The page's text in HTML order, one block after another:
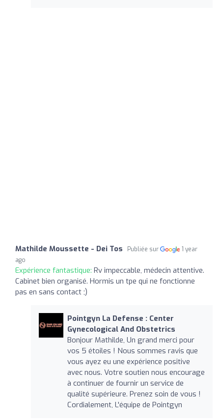
Mathilde Moussette - Dei Tos Publiée sur
1 year
ago
Expérience fantastique: Rv impeccable, médecin attentive.
Cabinet bien organisé. Hormis un tpe qui ne fonctionne
pas en sans contact ;)
Pointgyn La Defense : Center
Gynecological And Obstetrics
Bonjour Mathilde, Un grand merci pour
vos 5 étoiles ! Nous sommes ravis que
vous ayez eu une expérience positive
avec nous. Votre soutien nous encourage
à continuer de fournir un service de
qualité supérieure. Prenez soin de vous !
Cordialement, L'équipe de Pointgyn